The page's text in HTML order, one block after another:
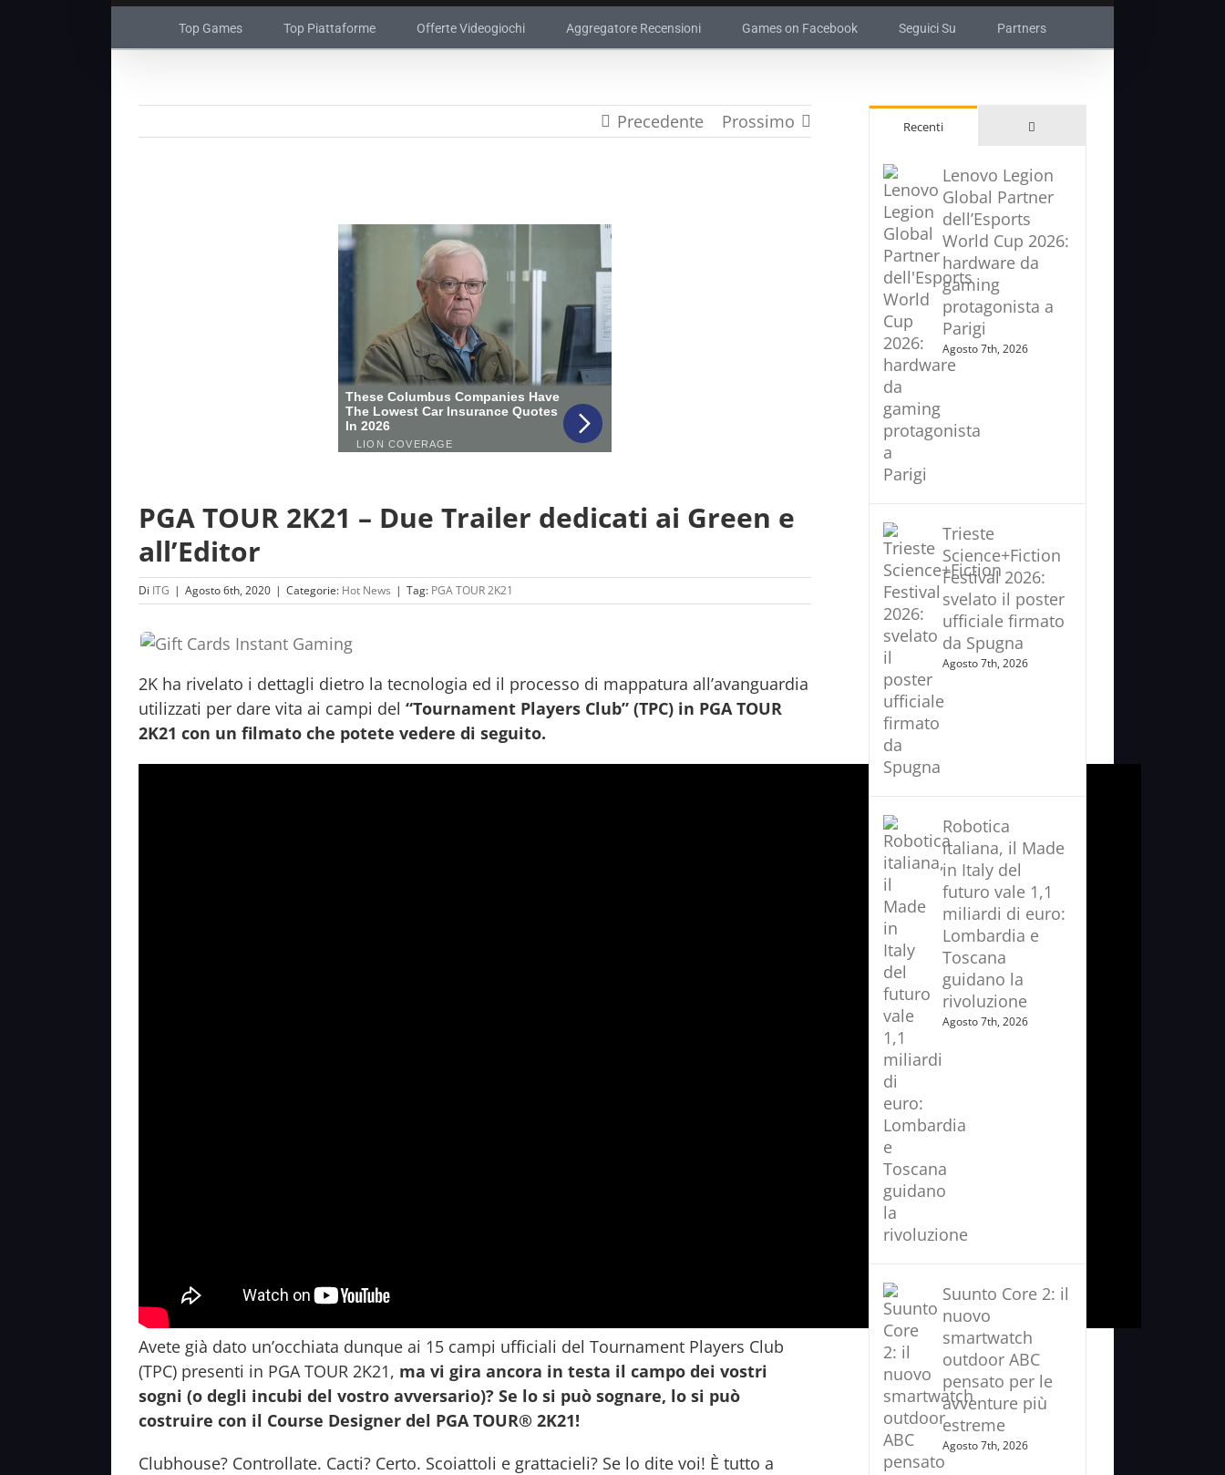
Top Games Top Piattaforme Offerte Videogiochi Aggregatore Recensioni Games on Facebook Seguici Su Partners
Precedente Prossimo
PGA TOUR 2K21 – Due Trailer dedicati ai Green e
all’Editor
Di ITG | Agosto 6th, 2020 | Categorie: Hot News | Tag: PGA TOUR 2K21
2K ha rivelato i dettagli dietro la tecnologia ed il processo di mappatura all’avanguardia
utilizzati per dare vita ai campi del “Tournament Players Club” (TPC) in PGA TOUR
2K21 con un filmato che potete vedere di seguito.
Avete già dato un’occhiata dunque ai 15 campi ufficiali del Tournament Players Club
(TPC) presenti in PGA TOUR 2K21, ma vi gira ancora in testa il campo dei vostri
sogni (o degli incubi del vostro avversario)? Se lo si può sognare, lo si può
costruire con il Course Designer del PGA TOUR® 2K21!
Clubhouse? Controllate. Cacti? Certo. Scoiattoli e grattacieli? Se lo dite voi! È tutto a
Recenti Commenti
Lenovo Legion
Global Partner
dell’Esports
World Cup 2026:
hardware da
gaming
protagonista a
Parigi
Agosto 7th, 2026
Trieste
Science+Fiction
Festival 2026:
svelato il poster
ufficiale firmato
da Spugna
Agosto 7th, 2026
Robotica
italiana, il Made
in Italy del
futuro vale 1,1
miliardi di euro:
Lombardia e
Toscana
guidano la
rivoluzione
Agosto 7th, 2026
Suunto Core 2: il
nuovo
smartwatch
outdoor ABC
pensato per le
avventure più
estreme
Agosto 7th, 2026